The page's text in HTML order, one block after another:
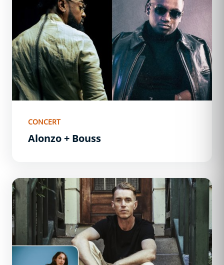
CONCERT
Alonzo + Bouss
Ben Mazué - 1ère partie Noé Extrat